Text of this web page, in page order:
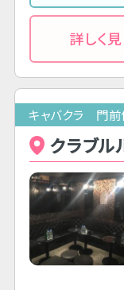
詳しく
キャバクラ 門前
クラブル